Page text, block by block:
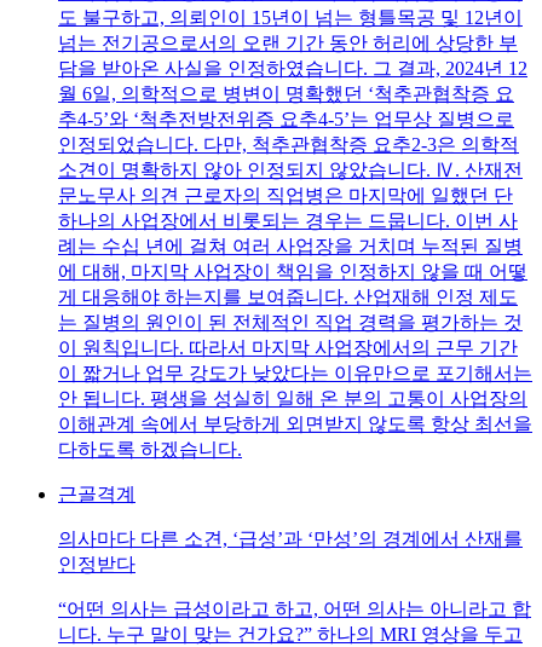
도 불구하고, 의뢰인이 15년이 넘는 형틀목공 및 12년이
넘는 전기공으로서의 오랜 기간 동안 허리에 상당한 부
담을 받아온 사실을 인정하였습니다. 그 결과, 2024년 12
월 6일, 의학적으로 병변이 명확했던 ‘척추관협착증 요
추4-5’와 ‘척추전방전위증 요추4-5’는 업무상 질병으로
인정되었습니다. 다만, 척추관협착증 요추2-3은 의학적
소견이 명확하지 않아 인정되지 않았습니다. Ⅳ. 산재전
문노무사 의견 근로자의 직업병은 마지막에 일했던 단
하나의 사업장에서 비롯되는 경우는 드뭅니다. 이번 사
례는 수십 년에 걸쳐 여러 사업장을 거치며 누적된 질병
에 대해, 마지막 사업장이 책임을 인정하지 않을 때 어떻
게 대응해야 하는지를 보여줍니다. 산업재해 인정 제도
는 질병의 원인이 된 전체적인 직업 경력을 평가하는 것
이 원칙입니다. 따라서 마지막 사업장에서의 근무 기간
이 짧거나 업무 강도가 낮았다는 이유만으로 포기해서는
안 됩니다. 평생을 성실히 일해 온 분의 고통이 사업장의
이해관계 속에서 부당하게 외면받지 않도록 항상 최선을
다하도록 하겠습니다.
근골격계
의사마다 다른 소견, ‘급성’과 ‘만성’의 경계에서 산재를
인정받다
“어떤 의사는 급성이라고 하고, 어떤 의사는 아니라고 합
니다. 누구 말이 맞는 건가요?” 하나의 MRI 영상을 두고